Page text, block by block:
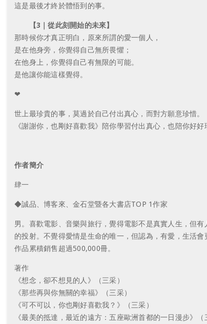
這是最後才終於體悟到的事。
【3｜從此刻開始的未來】
那時候你才真正明白，原來所謂的愛一個人，
是在他身旁，你覺得自己無所畏懼；
在他身上，你覺得自己有無限的可能。
是他讓你能這樣覺得。
❤
世上最珍貴的事，莫過於自己付出真心，而對方願意珍惜。
《謝謝你，也剛好喜歡我》陪你學習付出真心，也陪你好好
作者簡介
肆一
◆誠品、博客來、金石堂暨各大書店TOP 1作家
男。喜歡電影、音樂與旅行，覺得電影不是真實人生，但
的投射。不覺得愛情是生命的唯一，但認為，有愛，生活
作品累積銷售超過500,000冊。
著作
《想念，卻不想見的人》（三采）
《那些再與你無關的幸福》（三采）
《可不可以，你也剛好喜歡我？》（三采）
《最美的抵達，最近的遠方：五座歐洲首都的一日漫步》（